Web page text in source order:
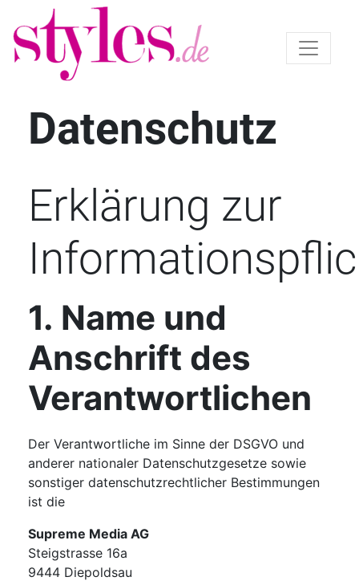
Datenschutz
Erklärung zur
1. Name und
Anschrift des
Verantwortlichen
Der Verantwortliche im Sinne der DSGVO und
anderer nationaler Datenschutzgesetze sowie
sonstiger datenschutzrechtlicher Bestimmungen
ist die
Supreme Media AG
Steigstrasse 16a
9444 Diepoldsau